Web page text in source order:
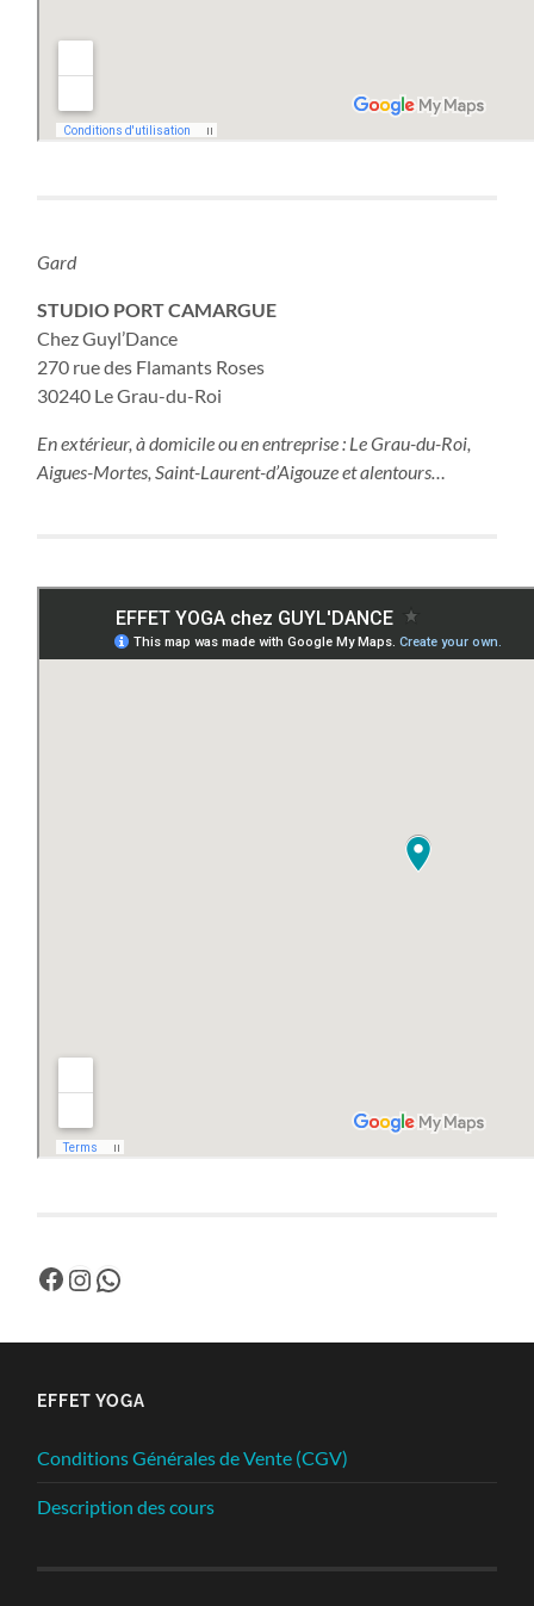
Gard
STUDIO PORT CAMARGUE
Chez Guyl’Dance
270 rue des Flamants Roses
30240 Le Grau-du-Roi
En extérieur, à domicile ou en entreprise : Le Grau-du-Roi,
Aigues-Mortes, Saint-Laurent-d’Aigouze et alentours…
Facebook
Instagram
WhatsApp
EFFET YOGA
Conditions Générales de Vente (CGV)
Description des cours